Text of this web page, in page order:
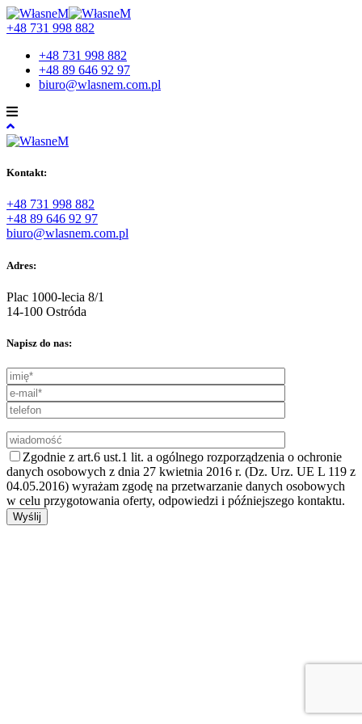
+48 731 998 882
+48 731 998 882
+48 89 646 92 97
biuro@wlasnem.com.pl
Kontakt:
+48 731 998 882
+48 89 646 92 97
biuro@wlasnem.com.pl
Adres:
Plac 1000-lecia 8/1
14-100 Ostróda
Napisz do nas:
Zgodnie z art.6 ust.1 lit. a ogólnego rozporządzenia o ochronie
danych osobowych z dnia 27 kwietnia 2016 r. (Dz. Urz. UE L 119 z
04.05.2016) wyrażam zgodę na przetwarzanie danych osobowych
w celu przygotowania oferty, odpowiedzi i późniejszego kontaktu.